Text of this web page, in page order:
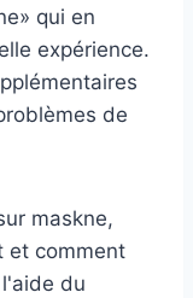
qui en
expérience.
de
maskne,
et comment
du